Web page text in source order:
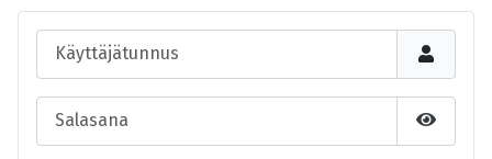
Käyttäjätunnus
Salasana
Näytä